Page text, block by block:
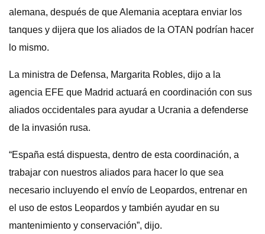
alemana, después de que Alemania aceptara enviar los
tanques y dijera que los aliados de la OTAN podrían hacer
lo mismo.
La ministra de Defensa, Margarita Robles, dijo a la
agencia EFE que Madrid actuará en coordinación con sus
aliados occidentales para ayudar a Ucrania a defenderse
de la invasión rusa.
“España está dispuesta, dentro de esta coordinación, a
trabajar con nuestros aliados para hacer lo que sea
necesario incluyendo el envío de Leopardos, entrenar en
el uso de estos Leopardos y también ayudar en su
mantenimiento y conservación”, dijo.